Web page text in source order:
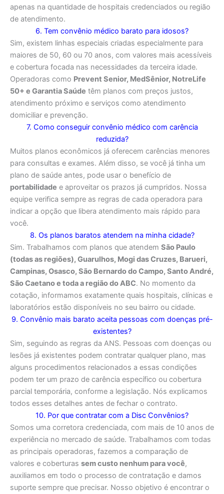
apenas na quantidade de hospitais credenciados ou região
de atendimento.
6. Tem convênio médico barato para idosos?
Sim, existem linhas especiais criadas especialmente para
maiores de 50, 60 ou 70 anos, com valores mais acessíveis
e cobertura focada nas necessidades da terceira idade.
Operadoras como Prevent Senior, MedSênior, NotreLife
50+ e Garantia Saúde têm planos com preços justos,
atendimento próximo e serviços como atendimento
domiciliar e prevenção.
7. Como conseguir convênio médico com carência
reduzida?
Muitos planos econômicos já oferecem carências menores
para consultas e exames. Além disso, se você já tinha um
plano de saúde antes, pode usar o benefício de
portabilidade e aproveitar os prazos já cumpridos. Nossa
equipe verifica sempre as regras de cada operadora para
indicar a opção que libera atendimento mais rápido para
você.
8. Os planos baratos atendem na minha cidade?
Sim. Trabalhamos com planos que atendem São Paulo
(todas as regiões), Guarulhos, Mogi das Cruzes, Barueri,
Campinas, Osasco, São Bernardo do Campo, Santo André,
São Caetano e toda a região do ABC. No momento da
cotação, informamos exatamente quais hospitais, clínicas e
laboratórios estão disponíveis no seu bairro ou cidade.
9. Convênio mais barato aceita pessoas com doenças pré-
existentes?
Sim, seguindo as regras da ANS. Pessoas com doenças ou
lesões já existentes podem contratar qualquer plano, mas
alguns procedimentos relacionados a essas condições
podem ter um prazo de carência específico ou cobertura
parcial temporária, conforme a legislação. Nós explicamos
todos esses detalhes antes de fechar o contrato.
10. Por que contratar com a Disc Convênios?
Somos uma corretora credenciada, com mais de 10 anos de
experiência no mercado de saúde. Trabalhamos com todas
as principais operadoras, fazemos a comparação de
valores e coberturas sem custo nenhum para você,
auxiliamos em todo o processo de contratação e damos
suporte sempre que precisar. Nosso objetivo é encontrar o